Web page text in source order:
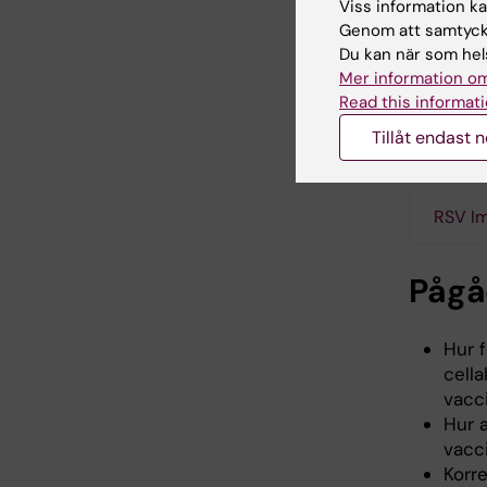
effektiv
RSV
Hur
Hur
Viss information
Genom att
Du kan när som
Mer information
Read this
Tillåt endast